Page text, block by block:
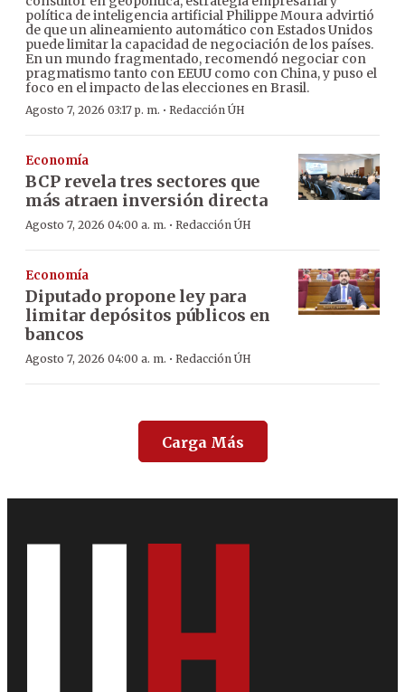
política de inteligencia artificial Philippe Moura advirtió
de que un alineamiento automático con Estados Unidos
puede limitar la capacidad de negociación de los países.
En un mundo fragmentado, recomendó negociar con
pragmatismo tanto con EEUU como con China, y puso el
foco en el impacto de las elecciones en Brasil.
Agosto 7, 2026 03:17 p. m. · Redacción ÚH
Economía
BCP revela tres sectores que
más atraen inversión directa
Agosto 7, 2026 04:00 a. m. · Redacción ÚH
Economía
Diputado propone ley para
limitar depósitos públicos en
bancos
Agosto 7, 2026 04:00 a. m. · Redacción ÚH
Carga Más